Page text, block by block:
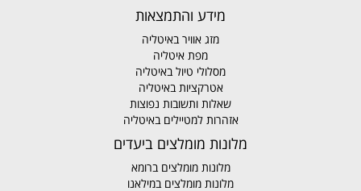
מידע והתמצאות
מזג אוויר באיטליה
מפת איטליה
מסלולי טיול באיטליה
אטרקציות באיטליה
שאלות ותשובות נפוצות
אזהרות למטיילים באיטליה
מלונות מומלצים ביעדים
מלונות מומלצים ברומא
מלונות מומלצים במילאנו